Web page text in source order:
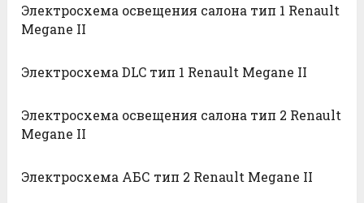
Электросхема освещения салона тип 1 Renault
Megane II
Электросхема DLC тип 1 Renault Megane II
Электросхема освещения салона тип 2 Renault
Megane II
Электросхема АБС тип 2 Renault Megane II